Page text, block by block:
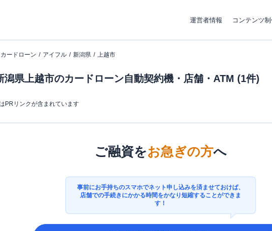
運営者情報 コンテンツ
カードローン アイフル 新潟県 上越市
潟県上越市のカードローン自動契約機・店舗・ATM (1件)
PRリンクが含まれています
ご融資をお急ぎの方へ
事前にお手持ちのスマホでネット申し込みを済ませておけば、
店舗での手続きにかかる時間をかなり短縮することができま
す！